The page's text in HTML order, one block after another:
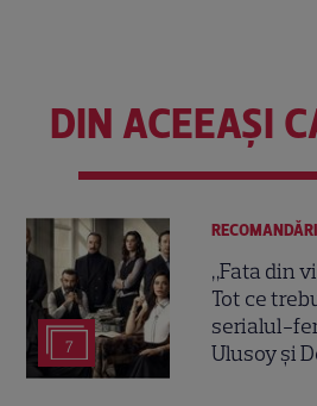
DIN ACEEAȘI
7
RECOMANDĂRI
„Fata din
Tot ce
serialul-
Ulusoy și